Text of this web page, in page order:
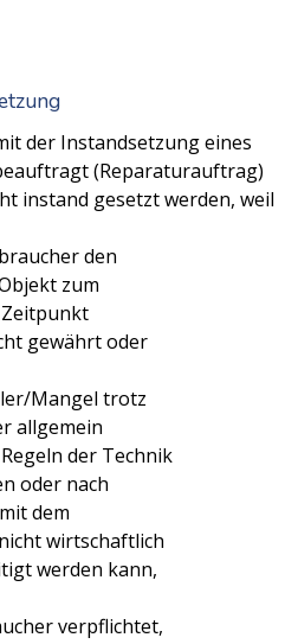
der Instandsetzung eines
(Reparaturauftrag)
instand gesetzt werden, weil
den
zum
gewährt oder
Mangel trotz
allgemein
der Technik
oder nach
dem
wirtschaftlich
werden kann,
verpflichtet,